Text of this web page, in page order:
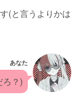
(と言うよりかは
あなた
？)